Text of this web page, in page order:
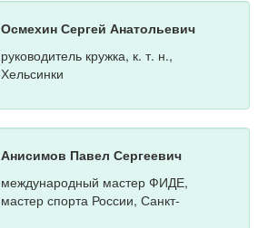
Осмехин Сергей Анатольевич
руководитель кружка, к. т. н.,
Хельсинки
Анисимов Павел Сергеевич
международный мастер ФИДЕ,
мастер спорта России, Санкт-